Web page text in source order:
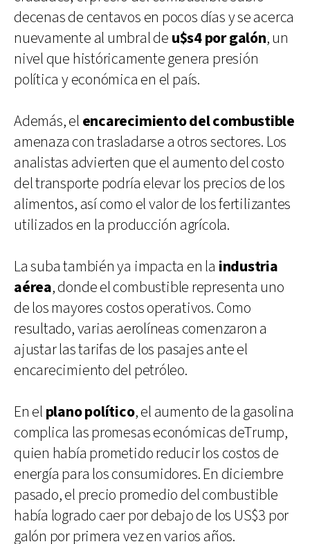
decenas de centavos en pocos días y se acerca
nuevamente al umbral de u$s4 por galón, un
nivel que históricamente genera presión
política y económica en el país.
Además, el encarecimiento del combustible
amenaza con trasladarse a otros sectores. Los
analistas advierten que el aumento del costo
del transporte podría elevar los precios de los
alimentos, así como el valor de los fertilizantes
utilizados en la producción agrícola.
La suba también ya impacta en la industria
aérea, donde el combustible representa uno
de los mayores costos operativos. Como
resultado, varias aerolíneas comenzaron a
ajustar las tarifas de los pasajes ante el
encarecimiento del petróleo.
En el plano político, el aumento de la gasolina
complica las promesas económicas deTrump,
quien había prometido reducir los costos de
energía para los consumidores. En diciembre
pasado, el precio promedio del combustible
había logrado caer por debajo de los US$3 por
galón por primera vez en varios años.